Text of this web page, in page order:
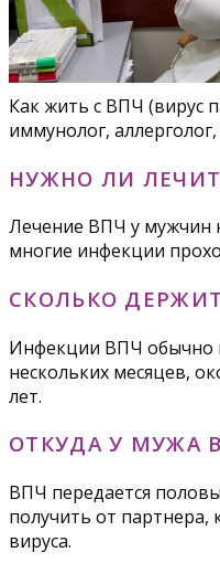
Как жить с ВПЧ (вирус
иммунолог,
НУЖНО ЛИ
Лечение ВПЧ у мужчин
многие инфекции
СКОЛЬКО
Инфекции ВПЧ обычно
нескольких месяцев,
лет.
ОТКУДА У МУЖА
ВПЧ передается
получить от партнера,
вируса.